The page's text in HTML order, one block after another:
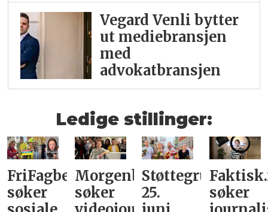
Vegard Venli bytter
ut mediebransjen
med
advokatbransjen
Ledige stillinger:
FriFagbevegelse
søker
Morgenbladet
søker
Støttegruppa
25.
søker